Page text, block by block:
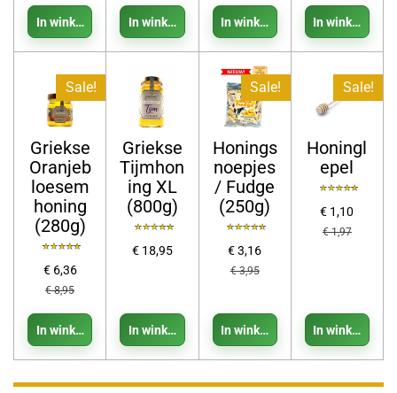
In winkelwagen In winkelwagen In winkelwagen In
Sale!
Griekse
Oranjeb
loesem
honing
(280g)
€ 6,36
€ 8,95
In winkelwagen
Griekse
Tijmhon
ing XL
(800g)
€ 18,95
In winkelwagen
Sale!
Honings
noepjes
/ Fudge
(250g)
€ 3,16
€ 3,95
In winkelwagen
Sale!
Honingl
epel
€ 1,10
€ 1,97
In